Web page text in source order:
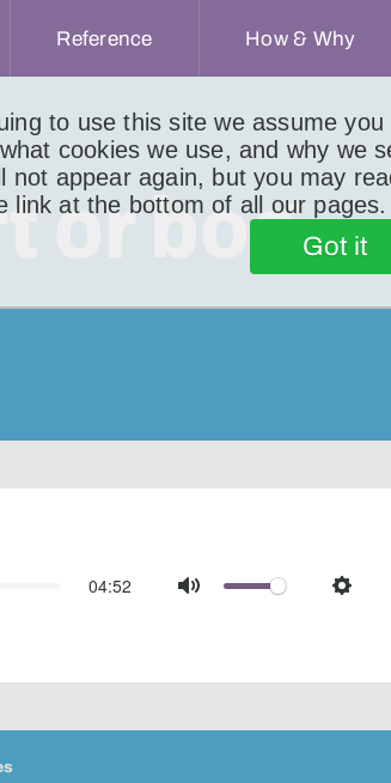
to use this site we assume you
cookies we use, and why we
not appear again, but you may
link at the bottom of all our pages.
Got it
Reference How & Why
or bog
04:52
Mute